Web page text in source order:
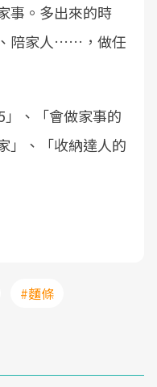
事。多出來的時
陪家人……，做任
、「會做家事的
」、「收納達人的
#麵條